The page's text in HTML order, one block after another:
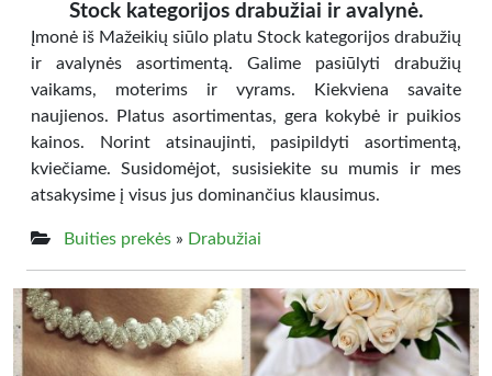
Stock kategorijos drabužiai ir avalynė.
Įmonė iš Mažeikių siūlo platu Stock kategorijos drabužių
ir avalynės asortimentą. Galime pasiūlyti drabužių
vaikams, moterims ir vyrams. Kiekviena savaite
naujienos. Platus asortimentas, gera kokybė ir puikios
kainos. Norint atsinaujinti, pasipildyti asortimentą,
kviečiame. Susidomėjot, susisiekite su mumis ir mes
atsakysime į visus jus dominančius klausimus.
Buities prekės » Drabužiai